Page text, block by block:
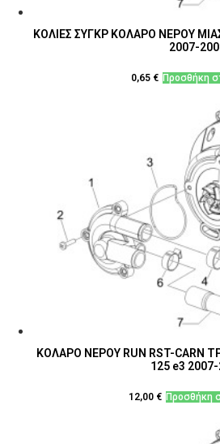
ΚΟΛΙΕΣ ΣΥΓΚΡ ΚΟΛΑΡΟ ΝΕΡΟΥ
2007-
0,65 € Προσθήκη
ΚΟΛΑΡΟ ΝΕΡΟΥ RUN RST-CARN
125 e3
12,00 € Προσθήκη